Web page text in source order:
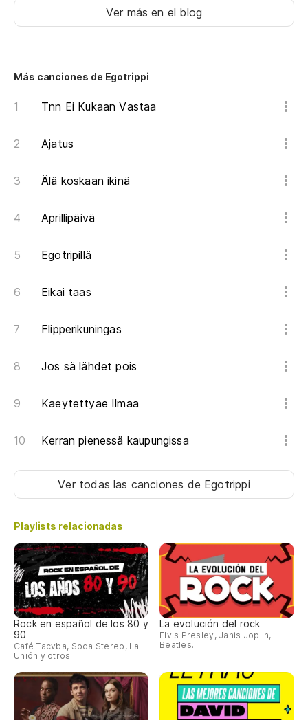
Ver más en el blog
Más canciones de Egotrippi
Tnn Ei Kukaan Vastaa
Ajatus
Älä koskaan ikinä
Aprillipäivä
Egotripillä
Eikai taas
Flipperikuningas
Jos sä lähdet pois
Kaeytettyae Ilmaa
Kerran pienessä kaupungissa
Ver todas las canciones de Egotrippi
Playlists relacionadas
Rock en español de los 80 y
90
Café Tacvba, Soda Stereo, La
Unión y otros
La evolución del rock
Elvis Presley, Janis Joplin,
Beatles...